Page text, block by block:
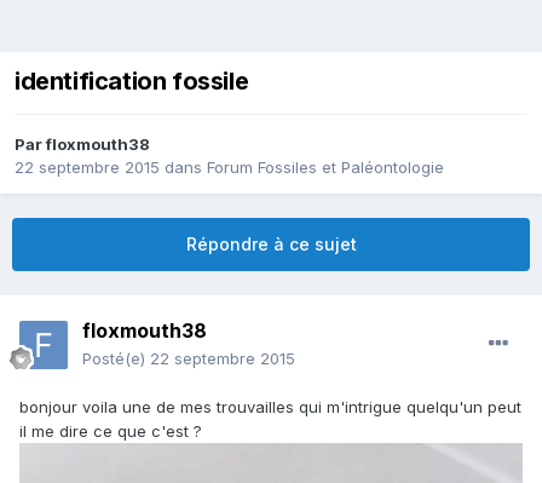
identification fossile
Parfloxmouth38
22 septembre 2015 dans Forum Fossiles et Paléontologie
Répondre à ce sujet
floxmouth38
Posté(e) 22 septembre 2015
bonjour voila une de mes trouvailles qui m'intrigue quelqu'un peut
il me dire ce que c'est ?